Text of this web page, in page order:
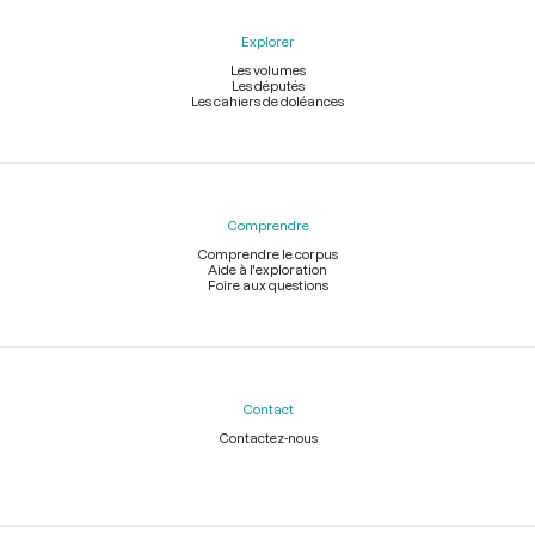
Explorer
Les volumes
Les députés
Les cahiers de doléances
Comprendre
Comprendre le corpus
Aide à l'exploration
Foire aux questions
Contact
Contactez-nous
Légal